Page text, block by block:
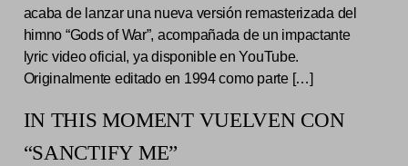
acaba de lanzar una nueva versión remasterizada del
himno “Gods of War”, acompañada de un impactante
lyric video oficial, ya disponible en YouTube.
Originalmente editado en 1994 como parte […]
IN THIS MOMENT VUELVEN CON
“SANCTIFY ME”